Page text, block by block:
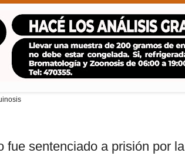
fue sentenciado a prisión por la